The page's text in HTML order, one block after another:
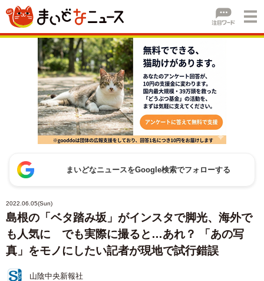
まいどなニュースをGoogle検索でフォローする
2022.06.05(Sun)
島根の「ベタ踏み坂」がインスタで脚光、海外で
も人気に でも実際に撮ると…あれ？ 「あの写
真」をモノにしたい記者が現地で試行錯誤
山陰中央新報社